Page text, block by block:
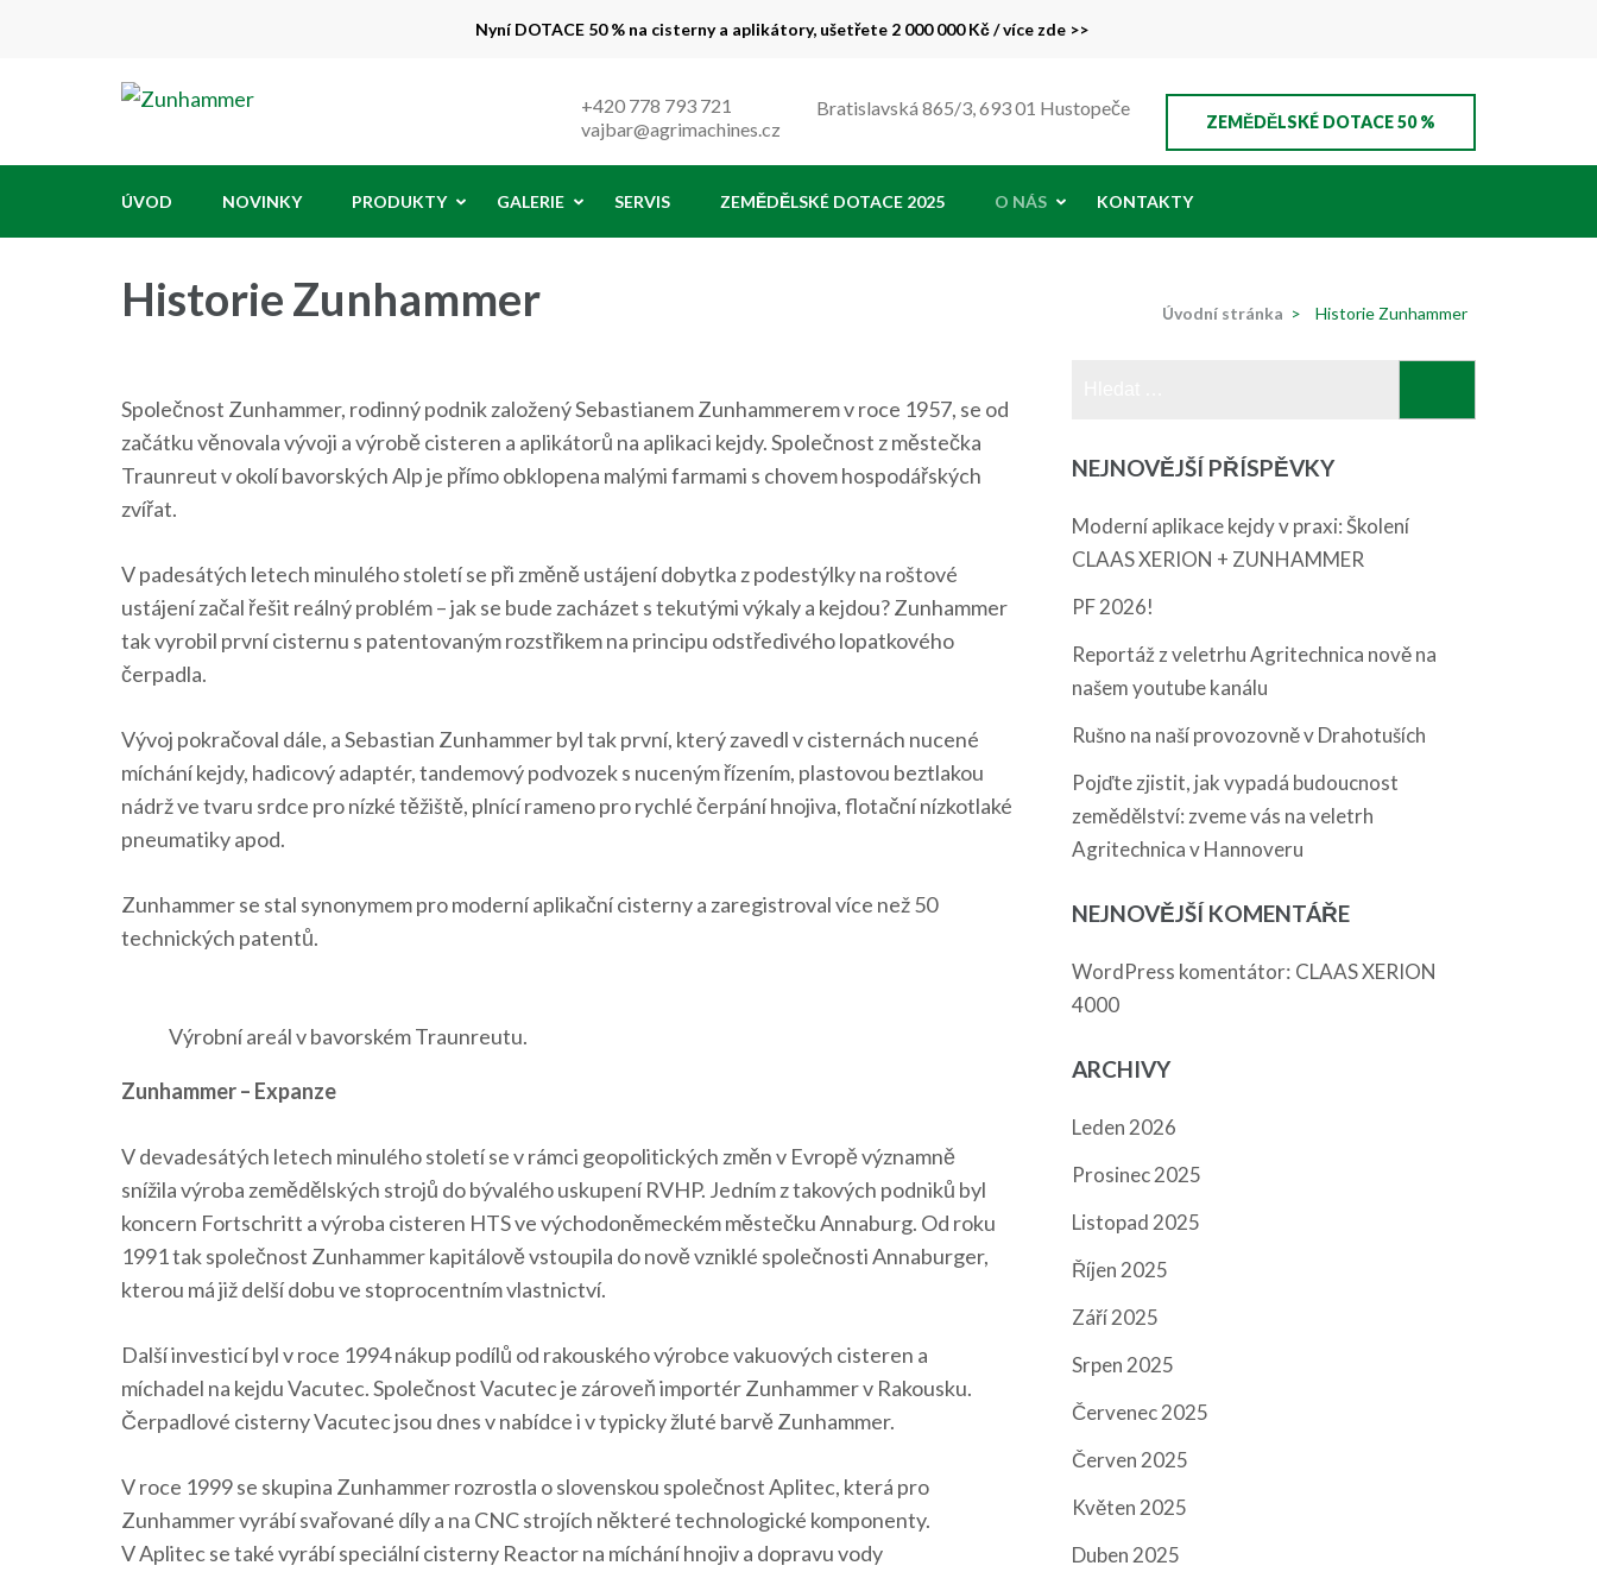
Nyní DOTACE 50 % na cisterny a aplikátory, ušetřete 2 000 000 Kč / více zde >>
ZEMĚDĚLSKÉ DOTACE 50 %
Bratislavská 865/3, 693 01 Hustopeče
+420 778 793 721
vajbar@agrimachines.cz
ÚVOD NOVINKY PRODUKTY GALERIE SERVIS ZEMĚDĚLSKÉ DOTACE 2025 O NÁS KONTAKTY
Historie Zunhammer Úvodní stránka > Historie Zunhammer
Společnost Zunhammer, rodinný podnik založený Sebastianem Zunhammerem v roce 1957, se od
začátku věnovala vývoji a výrobě cisteren a aplikátorů na aplikaci kejdy. Společnost z městečka
Traunreut v okolí bavorských Alp je přímo obklopena malými farmami s chovem hospodářských
zvířat.
V padesátých letech minulého století se při změně ustájení dobytka z podestýlky na roštové
ustájení začal řešit reálný problém – jak se bude zacházet s tekutými výkaly a kejdou? Zunhammer
tak vyrobil první cisternu s patentovaným rozstřikem na principu odstředivého lopatkového
čerpadla.
Vývoj pokračoval dále, a Sebastian Zunhammer byl tak první, který zavedl v cisternách nucené
míchání kejdy, hadicový adaptér, tandemový podvozek s nuceným řízením, plastovou beztlakou
nádrž ve tvaru srdce pro nízké těžiště, plnící rameno pro rychlé čerpání hnojiva, flotační nízkotlaké
pneumatiky apod.
Zunhammer se stal synonymem pro moderní aplikační cisterny a zaregistroval více než 50
technických patentů.
Výrobní areál v bavorském Traunreutu.
Zunhammer – Expanze
V devadesátých letech minulého století se v rámci geopolitických změn v Evropě významně
snížila výroba zemědělských strojů do bývalého uskupení RVHP. Jedním z takových podniků byl
koncern Fortschritt a výroba cisteren HTS ve východoněmeckém městečku Annaburg. Od roku
1991 tak společnost Zunhammer kapitálově vstoupila do nově vzniklé společnosti Annaburger,
kterou má již delší dobu ve stoprocentním vlastnictví.
Další investicí byl v roce 1994 nákup podílů od rakouského výrobce vakuových cisteren a
míchadel na kejdu Vacutec. Společnost Vacutec je zároveň importér Zunhammer v Rakousku.
Čerpadlové cisterny Vacutec jsou dnes v nabídce i v typicky žluté barvě Zunhammer.
V roce 1999 se skupina Zunhammer rozrostla o slovenskou společnost Aplitec, která pro
Zunhammer vyrábí svařované díly a na CNC strojích některé technologické komponenty.
V Aplitec se také vyrábí speciální cisterny Reactor na míchání hnojiv a dopravu vody
NEJNOVĚJŠÍ PŘÍSPĚVKY
Moderní aplikace kejdy v praxi: Školení
CLAAS XERION + ZUNHAMMER
PF 2026!
Reportáž z veletrhu Agritechnica nově na
našem youtube kanálu
Rušno na naší provozovně v Drahotuších
Pojďte zjistit, jak vypadá budoucnost
zemědělství: zveme vás na veletrh
Agritechnica v Hannoveru
NEJNOVĚJŠÍ KOMENTÁŘE
WordPress komentátor: CLAAS XERION
4000
ARCHIVY
Leden 2026
Prosinec 2025
Listopad 2025
Říjen 2025
Září 2025
Srpen 2025
Červenec 2025
Červen 2025
Květen 2025
Duben 2025